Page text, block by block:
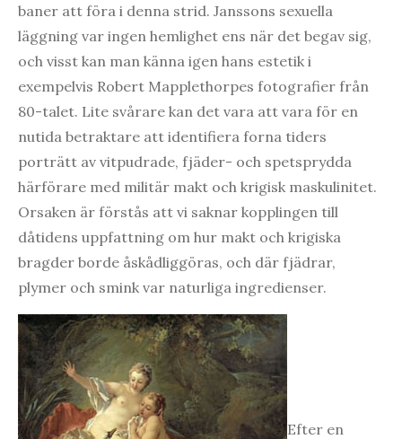
baner att föra i denna strid. Janssons sexuella
läggning var ingen hemlighet ens när det begav sig,
och visst kan man känna igen hans estetik i
exempelvis Robert Mapplethorpes fotografier från
80-talet. Lite svårare kan det vara att vara för en
nutida betraktare att identifiera forna tiders
porträtt av vitpudrade, fjäder- och spetsprydda
härförare med militär makt och krigisk maskulinitet.
Orsaken är förstås att vi saknar kopplingen till
dåtidens uppfattning om hur makt och krigiska
bragder borde åskådliggöras, och där fjädrar,
plymer och smink var naturliga ingredienser.
Efter en